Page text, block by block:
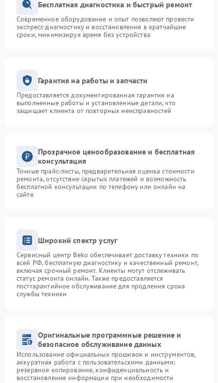
Бесплатная диагностика и быстрый ремонт
Современное оборудование и опыт позволяют провести
экспресс-диагностику и восстановление в кратчайшие
сроки, минимизируя время без устройства
Гарантия на работы и запчасти
Предоставляется документированная гарантия на
выполненные работы и установленные детали, что
защищает клиента от повторных неисправностей
Прозрачное ценообразование и бесплатная
консультация
Точные прайс-листы, предварительная оценка стоимости
ремонта, отсутствие скрытых платежей и возможность
бесплатной консультации по телефону или онлайн на
сайте
Широкий спектр услуг
Сервисный центр Beko обеспечивает доставку техники по
всей РФ, бесплатную диагностику и качественный ремонт,
включая срочный ремонт. Клиенты могут отслеживать
статус ремонта онлайн. Также предоставляется
постгарантийное обслуживание для продления срока
службы техники
Оригинальные программные решение и
безопасное обслуживание данных
Использование официальных прошивок и инструментов,
аккуратная работа с пользовательскими данными:
резервное копирование, конфиденциальность и
восстановление информации при необходимости